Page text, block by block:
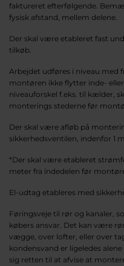
faktureret efterfølgende.
fysisk afstand, mellem delene.
Der skal være etableret fast
tilkøb.
Arbejdet udføres i niveau med
montøren ikke flytter inde-
niveauforskel f.eks. til kælder,
monterings stederne før
Der skal være afløb på
sikkerhedsventilen, indenfor 1
*Der skal være etableret
meter fra indedelen før
El-udtag etableres med
Føringsveje til rør og kanaler,
købers ansvar. Det kan være
vægge, over lofter, eller over
kondensvand er ligeledes
sig retten til at afvise at